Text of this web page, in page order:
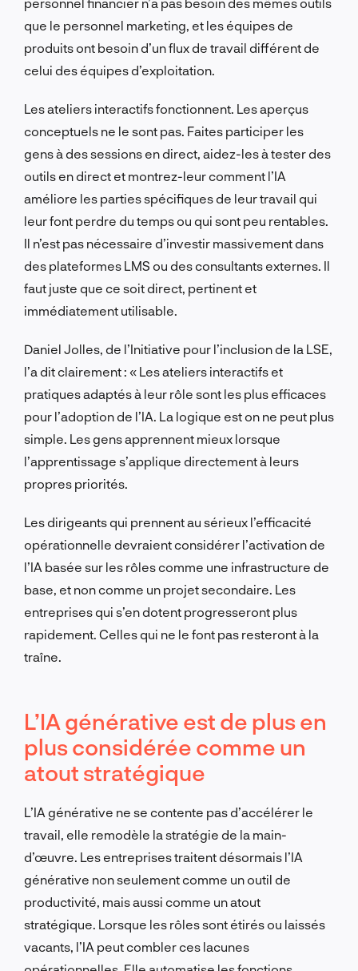
que le personnel marketing, et les équipes de
produits ont besoin d’un flux de travail différent de
celui des équipes d’exploitation.
Les ateliers interactifs fonctionnent. Les aperçus
conceptuels ne le sont pas. Faites participer les
gens à des sessions en direct, aidez-les à tester des
outils en direct et montrez-leur comment l’IA
améliore les parties spécifiques de leur travail qui
leur font perdre du temps ou qui sont peu rentables.
Il n’est pas nécessaire d’investir massivement dans
des plateformes LMS ou des consultants externes. Il
faut juste que ce soit direct, pertinent et
immédiatement utilisable.
Daniel Jolles, de l’Initiative pour l’inclusion de la LSE,
l’a dit clairement : « Les ateliers interactifs et
pratiques adaptés à leur rôle sont les plus efficaces
pour l’adoption de l’IA. La logique est on ne peut plus
simple. Les gens apprennent mieux lorsque
l’apprentissage s’applique directement à leurs
propres priorités.
Les dirigeants qui prennent au sérieux l’efficacité
opérationnelle devraient considérer l’activation de
l’IA basée sur les rôles comme une infrastructure de
base, et non comme un projet secondaire. Les
entreprises qui s’en dotent progresseront plus
rapidement. Celles qui ne le font pas resteront à la
traîne.
L’IA générative est de plus en
plus considérée comme un
atout stratégique
L’IA générative ne se contente pas d’accélérer le
travail, elle remodèle la stratégie de la main-
d’œuvre. Les entreprises traitent désormais l’IA
générative non seulement comme un outil de
productivité, mais aussi comme un atout
stratégique. Lorsque les rôles sont étirés ou laissés
vacants, l’IA peut combler ces lacunes